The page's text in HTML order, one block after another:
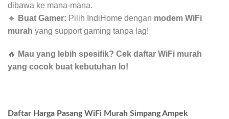
dibawa ke mana-mana.
🔹
Buat Gamer: Pilih IndiHome dengan modem WiFi
murah yang support gaming tanpa lag!
🔥 Mau yang lebih spesifik? Cek daftar WiFi murah
yang cocok buat kebutuhan lo!
Daftar Harga Pasang WiFi Murah Simpang Ampek